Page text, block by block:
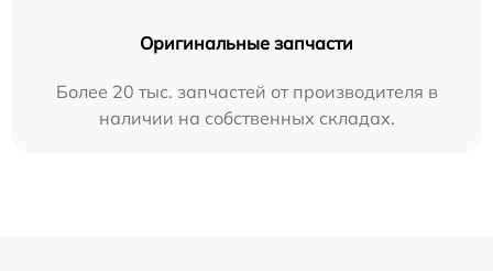
Оригинальные запчасти
Более 20 тыс. запчастей от производителя в
наличии на собственных складах.